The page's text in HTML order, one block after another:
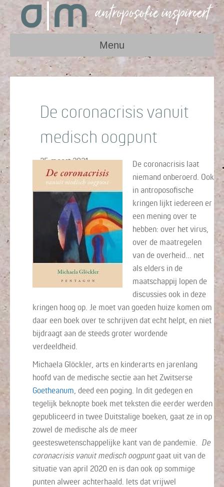
Menu
De coronacrisis vanuit
medisch oogpunt
25 maart 2021
De coronacrisis laat
niemand onberoerd. Ook
in antroposofische
kringen lijkt iedereen er
een mening over te
hebben: over het virus,
over de maatregelen
van de overheid... net
als elders in de
maatschappij lopen de
discussies ook in deze
kringen hoog op. Je moet van goeden huize komen om
daar een boek over te schrijven dat echt helpt, en niet
bijdraagt aan de steeds groter wordende
verdeeldheid.
Michaela Glöckler, arts en kinderarts en jarenlang
hoofd van de medische sectie aan het Zwitserse
Goetheanum , deed een poging. In dit gedegen en
tegelijk beknopte boek met teksten die eerder werden
gepubliceerd in twee Duitstalige boeken, gaat ze in op
zowel de medische als de meer
geesteswetenschappelijke kant van de pandemie. De
coronacrisis vanuit medisch oogpuntgaat uit van de
situatie van april 2020 en is dan ook op sommige
punten alweer achterhaald. Iets dat vrijwel